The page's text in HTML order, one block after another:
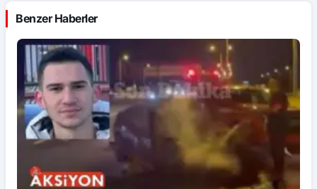
Benzer Haberler